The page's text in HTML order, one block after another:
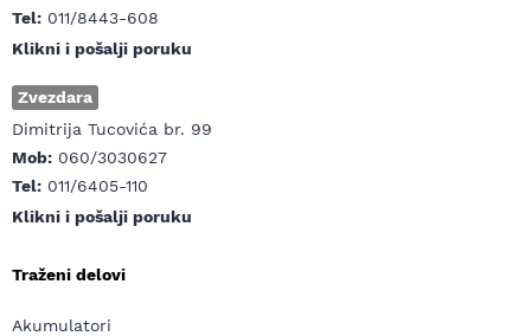
Tel: 011/8443-608
Klikni i pošalji poruku
Zvezdara
Dimitrija Tucovića br. 99
Mob: 060/3030627
Tel: 011/6405-110
Klikni i pošalji poruku
Traženi delovi
Akumulatori